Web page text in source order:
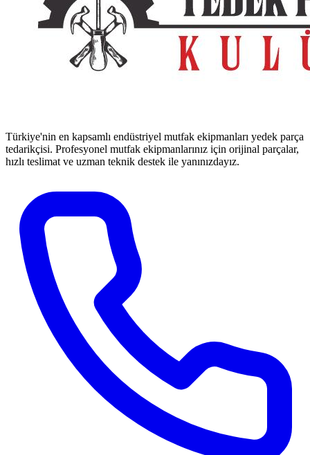
Türkiye'nin en kapsamlı endüstriyel mutfak ekipmanları yedek parça
tedarikçisi. Profesyonel mutfak ekipmanlarınız için orijinal parçalar,
hızlı teslimat ve uzman teknik destek ile yanınızdayız.